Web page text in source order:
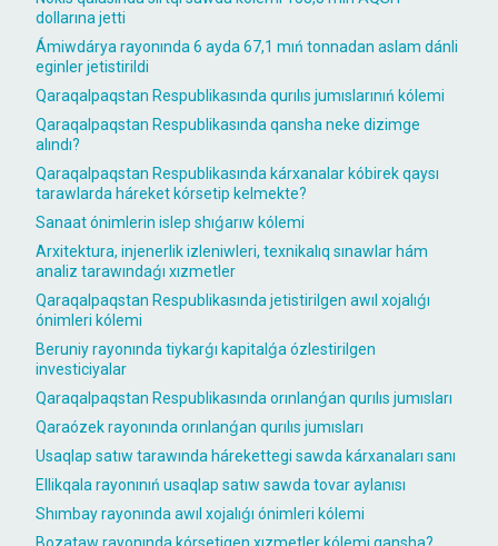
dollarına jetti
Ámiwdárya rayonında 6 ayda 67,1 mıń tonnadan aslam dánli
eginler jetistirildi
Qaraqalpaqstan Respublikasında qurılıs jumıslarınıń kólemi
Qaraqalpaqstan Respublikasında qansha neke dizimge
alındı?
Qaraqalpaqstan Respublikasında kárxanalar kóbirek qaysı
tarawlarda háreket kórsetip kelmekte?
Sanaat ónimlerin islep shıǵarıw kólemi
Arxitektura, injenerlik izleniwleri, texnikalıq sınawlar hám
analiz tarawındaǵı xızmetler
Qaraqalpaqstan Respublikasında jetistirilgen awıl xojalıǵı
ónimleri kólemi
Beruniy rayonında tiykarǵı kapitalǵa ózlestirilgen
investiciyalar
Qaraqalpaqstan Respublikasında orınlanǵan qurılıs jumısları
Qaraózek rayonında orınlanǵan qurılıs jumısları
Usaqlap satıw tarawında hárekettegi sawda kárxanaları sanı
Ellikqala rayonınıń usaqlap satıw sawda tovar aylanısı
Shımbay rayonında awıl xojalıǵı ónimleri kólemi